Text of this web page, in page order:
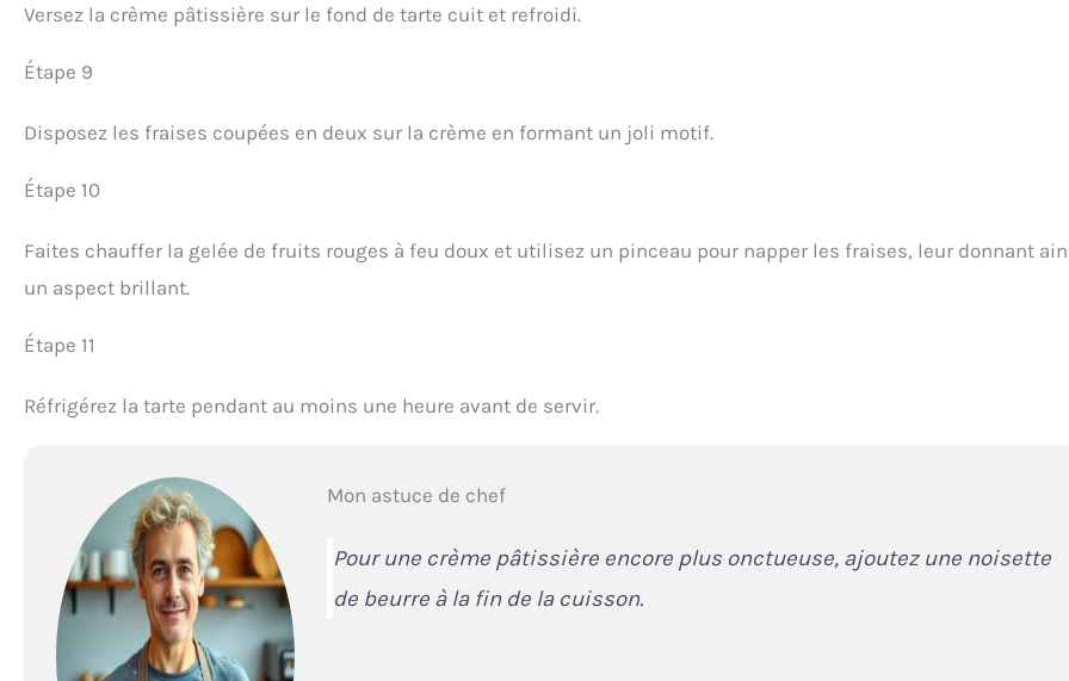
Versez la crème pâtissière sur le fond de tarte cuit et refroidi.
Étape 9
Disposez les fraises coupées en deux sur la crème en formant un joli motif.
Étape 10
Faites chauffer la gelée de fruits rouges à feu doux et utilisez un pinceau pour napper les fraises, leur donnant
un aspect brillant.
Étape 11
Réfrigérez la tarte pendant au moins une heure avant de servir.
Mon astuce de chef
Pour une crème pâtissière encore plus onctueuse, ajoutez une noisette
de beurre à la fin de la cuisson.